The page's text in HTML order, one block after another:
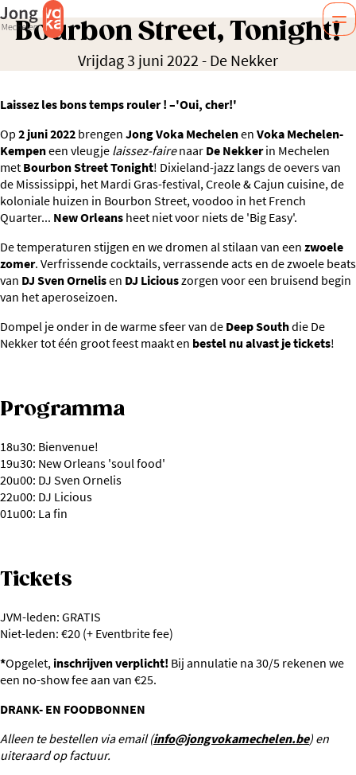
Bourbon Street, Tonight!
Vrijdag 3 juni 2022 - De Nekker
Laissez les bons temps rouler ! –'Oui, cher!'
Op 2 juni 2022 brengen Jong Voka Mechelenen Voka Mechelen-
Kempeneen vleugje laissez-fairenaar De Nekkerin Mechelen
met Bourbon Street Tonight! Dixieland-jazz langs de oevers van
de Mississippi, het Mardi Gras-festival, Creole & Cajun cuisine, de
koloniale huizen in Bourbon Street, voodoo in het French
Quarter... New Orleans heet niet voor niets de 'Big Easy'.
De temperaturen stijgen en we dromen al stilaan van een zwoele
zomer. Verfrissende cocktails, verrassende acts en de zwoele beats
van DJ Sven Ornelisen DJ Liciouszorgen voor een bruisend begin
van het aperoseizoen.
Dompel je onder in de warme sfeer van de Deep Southdie De
Nekker tot één groot feest maakt en bestel nu alvast je tickets!
Programma
18u30: Bienvenue!
19u30: New Orleans 'soul food'
20u00: DJ Sven Ornelis
22u00: DJ Licious
01u00: La fin
Tickets
JVM-leden: GRATIS
Niet-leden: €20 (+ Eventbrite fee)
*Opgelet, inschrijven verplicht! Bij annulatie na 30/5 rekenen we
een no-show fee aan van €25.
DRANK- EN FOODBONNEN
Alleen te bestellen via email (info@jongvokamechelen.be) en
uiteraard op factuur.